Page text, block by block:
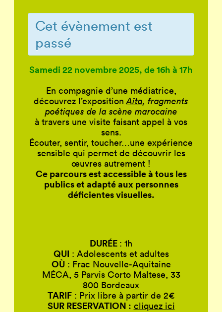
Cet évènement est
passé
Samedi 22 novembre 2025, de 16h à 17h
En compagnie d’une médiatrice,
découvrez l’expositionAïta, fragments
poétiques de la scène marocaine
à travers une visite faisant appel à vos
sens.
Écouter, sentir, toucher…une expérience
sensible qui permet de découvrir les
œuvres autrement !
Ce parcours est accessible à tous les
publics et adapté aux personnes
déficientes visuelles.
DURÉE : 1h
QUI : Adolescents et adultes
OÙ: Frac Nouvelle-Aquitaine
MÉCA, 5 Parvis Corto Maltese, 33
800 Bordeaux
TARIF : Prix libre à partir de 2€
SUR RESERVATION : cliquez ici